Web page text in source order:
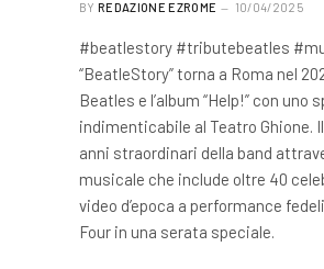
BY REDAZIONE EZROME 10/04/2025
#beatlestory #tributebeatles
“BeatleStory” torna a Roma nel
Beatles e l’album “Help!” con uno
indimenticabile al Teatro Ghione.
anni straordinari della band
musicale che include oltre 40
video d’epoca a performance
Four in una serata speciale.